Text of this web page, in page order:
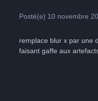
Posté(e) 10 novembre
remplace blur x par une
faisant gaffe aux